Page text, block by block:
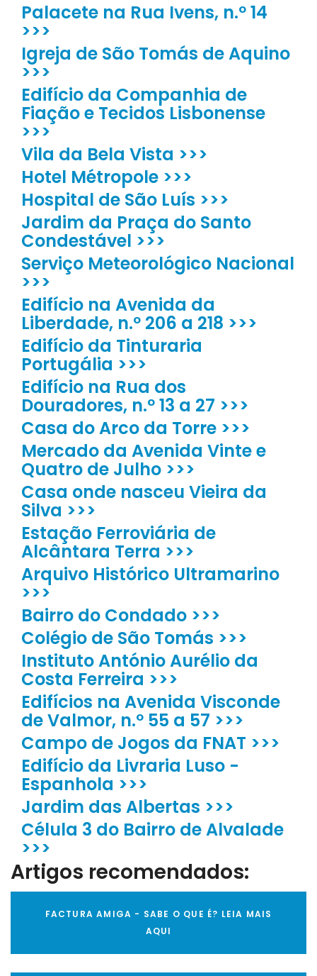
Palacete na Rua Ivens, n.º 14
>>>
Igreja de São Tomás de Aquino
>>>
Edifício da Companhia de
Fiação e Tecidos Lisbonense
>>>
Vila da Bela Vista >>>
Hotel Métropole >>>
Hospital de São Luís >>>
Jardim da Praça do Santo
Condestável >>>
Serviço Meteorológico Nacional
>>>
Edifício na Avenida da
Liberdade, n.º 206 a 218 >>>
Edifício da Tinturaria
Portugália >>>
Edifício na Rua dos
Douradores, n.º 13 a 27 >>>
Casa do Arco da Torre >>>
Mercado da Avenida Vinte e
Quatro de Julho >>>
Casa onde nasceu Vieira da
Silva >>>
Estação Ferroviária de
Alcântara Terra >>>
Arquivo Histórico Ultramarino
>>>
Bairro do Condado >>>
Colégio de São Tomás >>>
Instituto António Aurélio da
Costa Ferreira >>>
Edifícios na Avenida Visconde
de Valmor, n.º 55 a 57 >>>
Campo de Jogos da FNAT >>>
Edifício da Livraria Luso -
Espanhola >>>
Jardim das Albertas >>>
Célula 3 do Bairro de Alvalade
>>>
Artigos recomendados:
FACTURA AMIGA - SABE O QUE É? LEIA MAIS
AQUI